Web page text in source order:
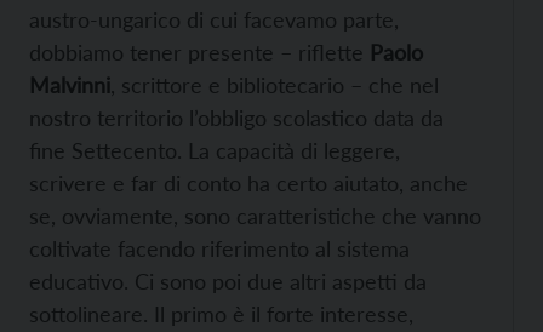
austro-ungarico di cui facevamo parte,
dobbiamo tener presente – riflette Paolo
Malvinni , scrittore e bibliotecario – che nel
nostro territorio l’obbligo scolastico data da
fine Settecento. La capacità di leggere,
scrivere e far di conto ha certo aiutato, anche
se, ovviamente, sono caratteristiche che vanno
coltivate facendo riferimento al sistema
educativo. Ci sono poi due altri aspetti da
sottolineare. Il primo è il forte interesse,